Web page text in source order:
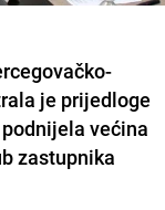
je prijedloge
većina
zastupnika